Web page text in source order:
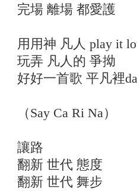
完場 離場 都愛護
用用神 凡人 play it
玩弄 凡人的 爭拗
好好一首歌 平凡裡
（Say Ca Ri Na）
讓路
翻新 世代 態度
翻新 世代 舞步